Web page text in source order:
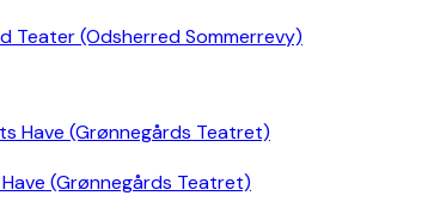
Teater (Odsherred Sommerrevy)
(Grønnegårds Teatret)